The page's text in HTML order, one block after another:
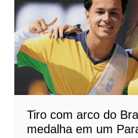
Tiro com arco do
medalha em um